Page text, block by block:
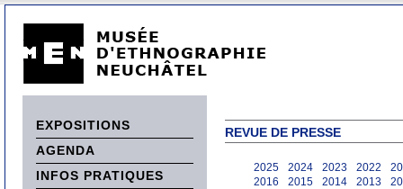
EXPOSITIONS
AGENDA
INFOS PRATIQUES
REVUE DE PRESSE
2025 2024 2023 2022
2016
2015 2014 2013